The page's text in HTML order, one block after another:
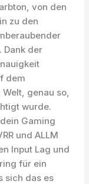
von den
zu den
Dank der
dem
genau so,
wurde.
Gaming
und ALLM
Input Lag und
für ein
sich das es